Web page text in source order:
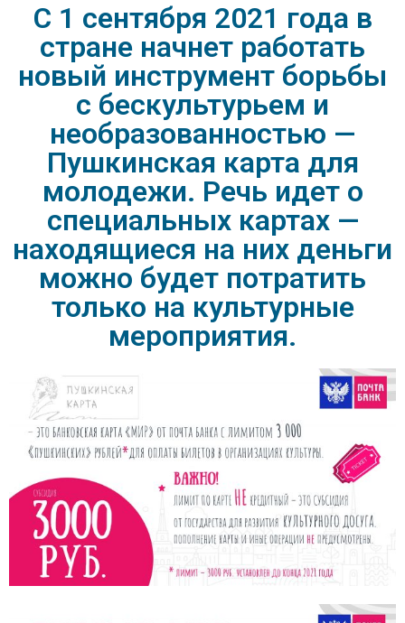
C 1 сентября 2021 года в
стране начнет работать
новый инструмент борьбы
с бескультурьем и
необразованностью —
Пушкинская карта для
молодежи. Речь идет о
специальных картах —
находящиеся на них деньги
можно будет потратить
только на культурные
мероприятия.